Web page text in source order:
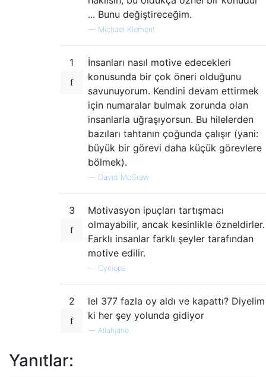
... Bunu değiştireceğim.
— Michael Klement
1
İnsanları nasıl motive edecekleri
konusunda bir çok öneri olduğunu
savunuyorum. Kendini devam ettirmek
için numaralar bulmak zorunda olan
insanlarla uğraşıyorsun. Bu hilelerden
bazıları tahtanın çoğunda çalışır (yani:
büyük bir görevi daha küçük görevlere
bölmek).
— David McGraw
3
Motivasyon ipuçları tartışmacı
olmayabilir, ancak kesinlikle özneldirler.
Farklı insanlar farklı şeyler tarafından
motive edilir.
— Cyclops
2
lel 377 fazla oy aldı ve kapattı? Diyelim
ki her şey yolunda gidiyor
— Allahjane
Yanıtlar: